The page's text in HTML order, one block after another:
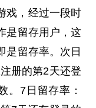
戏，经过一段时
是留存用户，这
是留存率。次日
册的第2天还登
。7日留存率：